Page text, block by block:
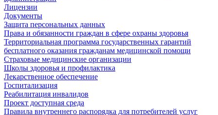
Лицензии
Документы
Защита персональных данных
Права и обязанности граждан в сфере охраны здоровья
Территориальная программа государственных гарантий
бесплатного оказания гражданам медицинской помощи
Страховые медицинские организации
Школы здоровья и профилактика
Лекарственное обеспечение
Госпитализация
Реабилитация инвалидов
Проект доступная среда
Правила внутреннего распорядка для потребителей услуг